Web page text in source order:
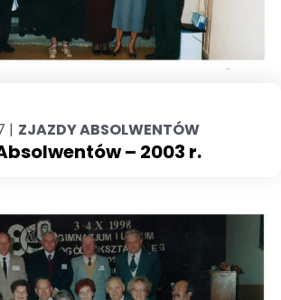
| ZJAZDY ABSOLWENTÓW
– 2003 r.